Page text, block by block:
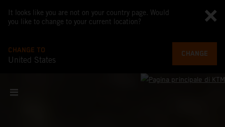
It looks like you are not on your country page. Would
you like to change to your current location?
CHANGE TO
United States
CHANGE